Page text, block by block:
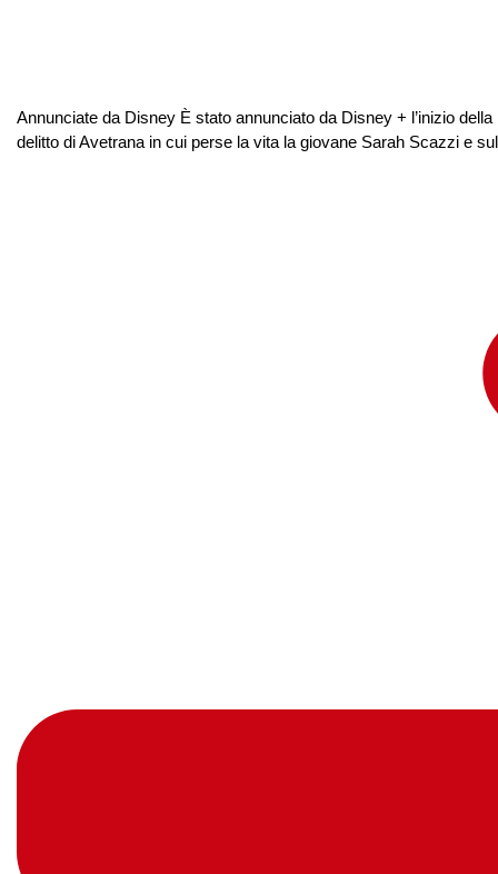
Annunciate da Disney È stato annunciato da Disney + l’inizio
delitto di Avetrana in cui perse la vita la giovane Sarah Scazzi e